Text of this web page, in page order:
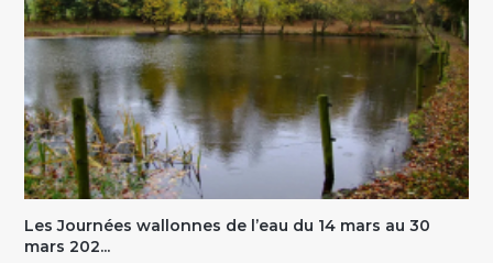
Les Journées wallonnes de l’eau du 14 mars au 30
mars 202...